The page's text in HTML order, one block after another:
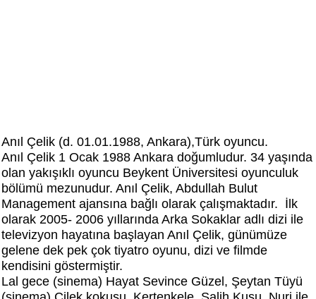
Anıl Çelik (d. 01.01.1988, Ankara),Türk oyuncu.
Anıl Çelik 1 Ocak 1988 Ankara doğumludur. 34 yaşında
olan yakışıklı oyuncu Beykent Üniversitesi oyunculuk
bölümü mezunudur. Anıl Çelik, Abdullah Bulut
Management ajansına bağlı olarak çalışmaktadır. İlk
olarak 2005- 2006 yıllarında Arka Sokaklar adlı dizi ile
televizyon hayatına başlayan Anıl Çelik, günümüze
gelene dek pek çok tiyatro oyunu, dizi ve filmde
kendisini göstermiştir.
Lal gece (sinema) Hayat Sevince Güzel, Şeytan Tüyü